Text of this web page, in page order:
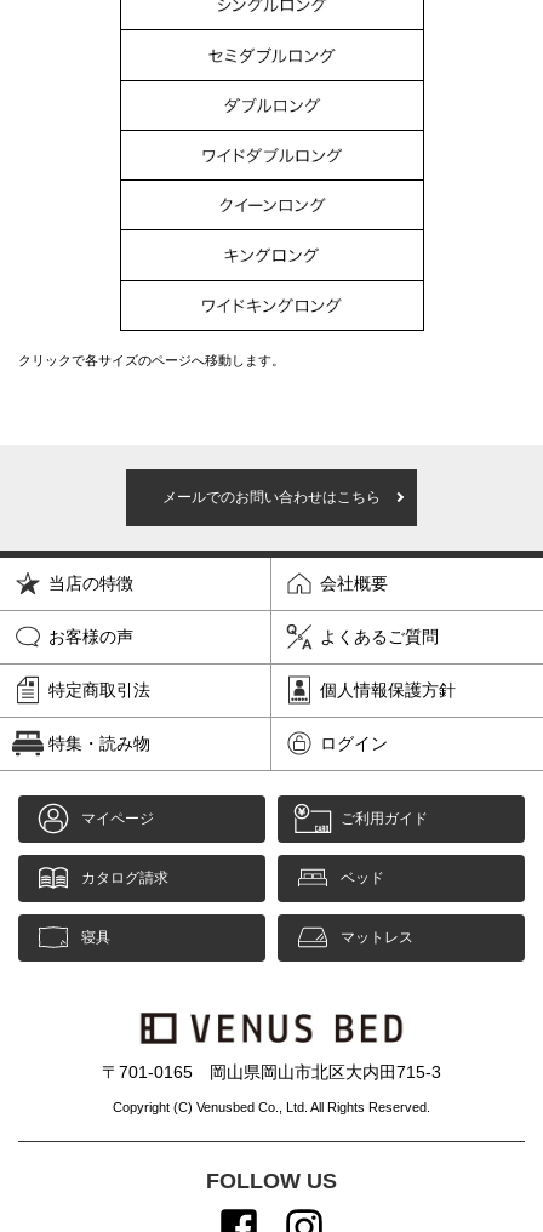
クリックで各サイズのページへ移動します。
メールでのお問い合わせはこちら
当店の特徴 会社概要
お客様の声 よくあるご質問
特定商取引法 個人情報保護方針
特集・読み物 ログイン
マイページ ご利用ガイド
カタログ請求 ベッド
寝具 マットレス
〒701-0165 岡山県岡山市北区大内田715-3
Copyright (C) Venusbed Co., Ltd. All Rights Reserved.
FOLLOW US